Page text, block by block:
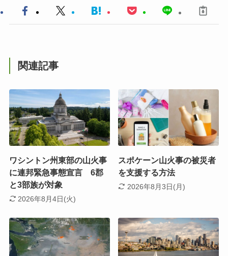
関連記事
ワシントン州東部の山火事
に連邦緊急事態宣言 6郡
と3部族が対象
2026年8月4日(火)
スポケーン山火事の被災者
を支援する方法
2026年8月3日(月)